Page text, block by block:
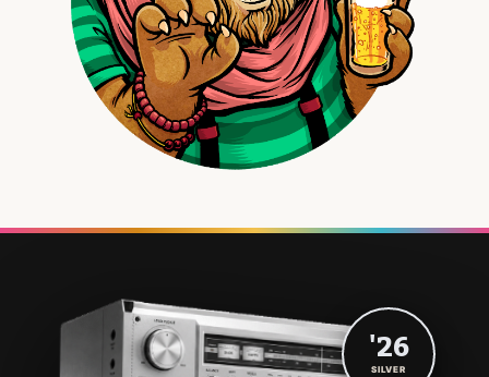
'26
SILVER